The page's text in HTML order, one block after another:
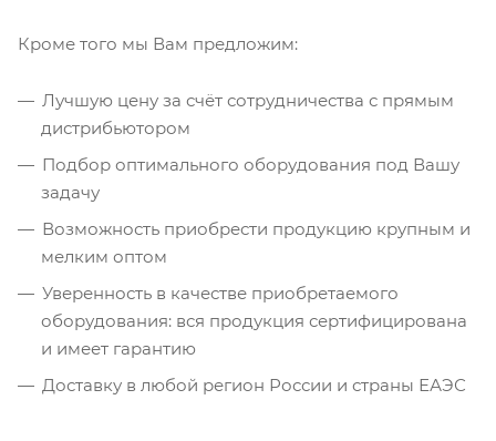
Кроме того мы Вам предложим:
Лучшую цену за счёт сотрудничества с прямым
дистрибьютором
Подбор оптимального оборудования под Вашу
задачу
Возможность приобрести продукцию крупным и
мелким оптом
Уверенность в качестве приобретаемого
оборудования: вся продукция сертифицирована
и имеет гарантию
Доставку в любой регион России и страны ЕАЭС